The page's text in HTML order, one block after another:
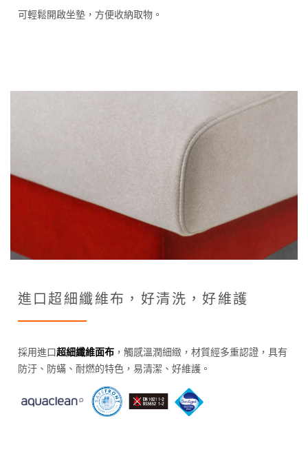
可輕鬆開啟坐墊，方便收納取物。
進口超細纖維布，好清洗，好維護
採用進口超細纖維面布，觸感溫潤細緻，材質經多重認證，具有
防汙、防蟎、耐燃的特色，易清潔、好維護。